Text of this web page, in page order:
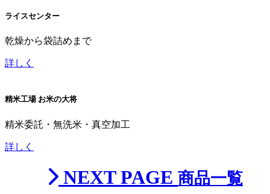
ライスセンター
乾燥から袋詰めまで
詳しく
精米工場 お米の大将
精米委託・無洗米・真空加工
詳しく
NEXT PAGE商品一覧